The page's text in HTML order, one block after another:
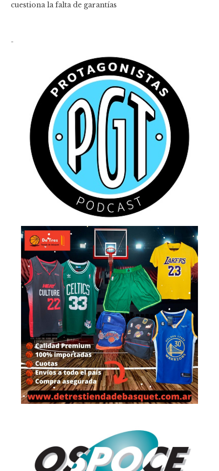
cuestiona la falta de garantías
-